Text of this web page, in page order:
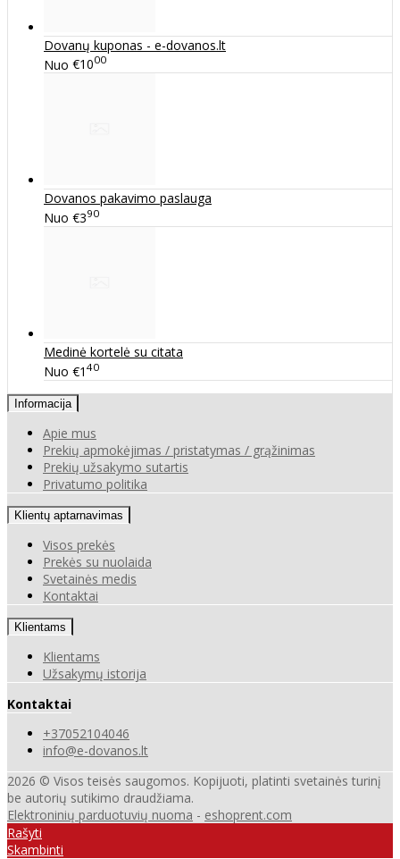
Dovanų kuponas - e-dovanos.lt
Nuo €1000
Dovanos pakavimo paslauga
Nuo €390
Medinė kortelė su citata
Nuo €1 40
Informacija
Apie mus
Prekių apmokėjimas / pristatymas / grąžinimas
Prekių užsakymo sutartis
Privatumo politika
Klientų aptarnavimas
Visos prekės
Prekės su nuolaida
Svetainės medis
Kontaktai
Klientams
Klientams
Užsakymų istorija
Kontaktai
+37052104046
info@e-dovanos.lt
2026 © Visos teisės saugomos. Kopijuoti, platinti svetainės turinį
be autorių sutikimo draudžiama.
Elektroninių parduotuvių nuoma - eshoprent.com
Rašyti
Skambinti